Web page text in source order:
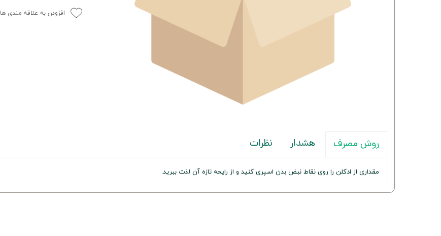
افزودن به علاقه مندی ها
روش مصرف هشدار نظرات
مقداری از ادکلن را روی نقاط نبض بدن اسپری کنید و از رایحه تازه آن لذت ببرید.